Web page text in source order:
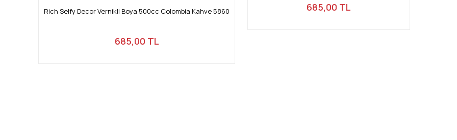
Rich Selfy Decor Vernikli Boya 500cc Colombia Kahve 5860
685,00 TL
685,00 TL